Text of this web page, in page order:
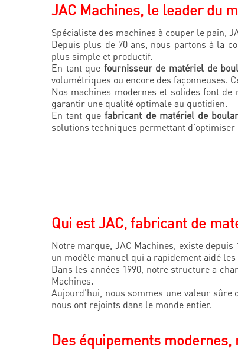
JAC Machines, le leader du
Spécialiste des machines à couper le pain,
Depuis plus de 70 ans, nous partons à la
plus simple et productif.
En tant que fournisseur de matériel de
volumétriques ou encore des façonneuses.
Nos machines modernes et solides font de
garantir une qualité optimale au quotidien.
En tant quefabricant de matériel de
solutions techniques permettant
Qui est JAC, fabricant de
Notre marque, JAC Machines, existe
un modèle manuel qui a rapidement aidé
Dans les années 1990, notre structure a
Machines.
Aujourd'hui, nous sommes une valeur sûre
nous ont rejoints dans le monde entier.
Des équipements